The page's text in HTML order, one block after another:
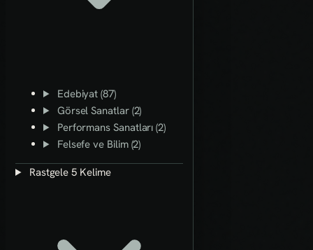
Edebiyat (87)
Görsel Sanatlar (2)
Performans Sanatları (2)
Felsefe ve Bilim (2)
Rastgele 5 Kelime